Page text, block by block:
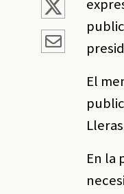
El
En la